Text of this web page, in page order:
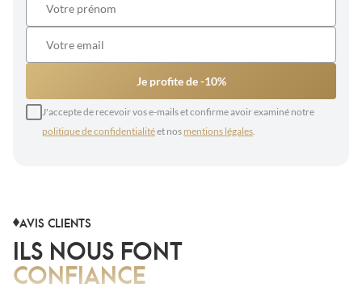
Je profite de -10%
J'accepte de recevoir vos e-mails et confirme avoir examiné notre
politique de confidentialitéet nos mentions légales.
AVIS CLIENTS
ILS NOUS FONT
CONFIANCE